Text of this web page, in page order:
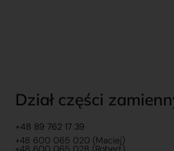
Dział części
+48 89 762 17 39
+48 600 065 020 (Maciej)